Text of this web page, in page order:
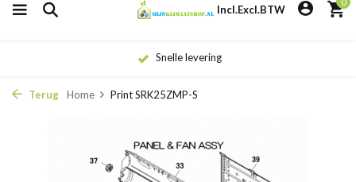
Incl.Excl.BTW
Snelle levering
Terug Home Print SRK25ZMP-S